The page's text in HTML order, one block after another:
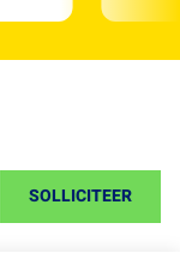
SOLLICITEER